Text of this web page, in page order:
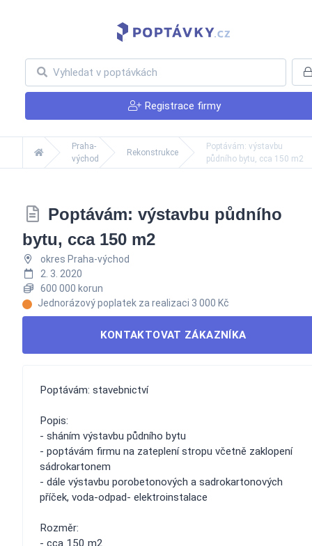
Registrace firmy
Praha-
východ
Rekonstrukce
Poptávám: výstavbu
půdního bytu, cca 150 m2
Poptávám: výstavbu půdního
bytu, cca 150 m2
okres Praha-východ
2. 3. 2020
600 000 korun
Jednorázový poplatek za realizaci 3 000 Kč
KONTAKTOVAT ZÁKAZNÍKA
Poptávám: stavebnictví
Popis:
- sháním výstavbu půdního bytu
- poptávám firmu na zateplení stropu včetně zaklopení
sádrokartonem
- dále výstavbu porobetonových a sadrokartonových
příček, voda-odpad- elektroinstalace
Rozměr:
- cca 150 m2